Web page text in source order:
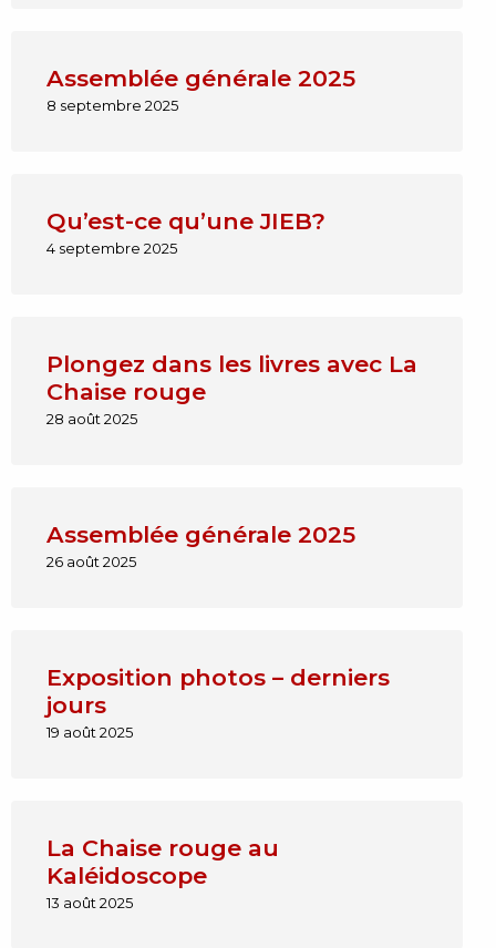
Assemblée générale 2025
8 septembre 2025
Qu’est-ce qu’une JIEB?
4 septembre 2025
Plongez dans les livres avec La
Chaise rouge
28 août 2025
Assemblée générale 2025
26 août 2025
Exposition photos – derniers
jours
19 août 2025
La Chaise rouge au
Kaléidoscope
13 août 2025